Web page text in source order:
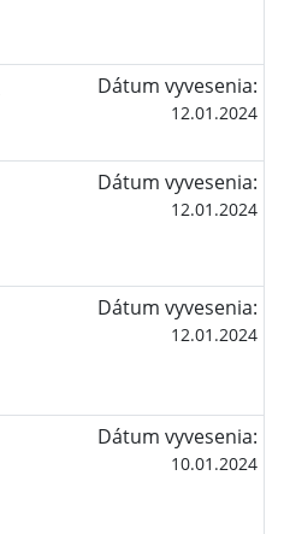
Dátum vyvesenia:
12.01.2024
Dátum vyvesenia:
12.01.2024
Dátum vyvesenia:
12.01.2024
Dátum vyvesenia:
10.01.2024